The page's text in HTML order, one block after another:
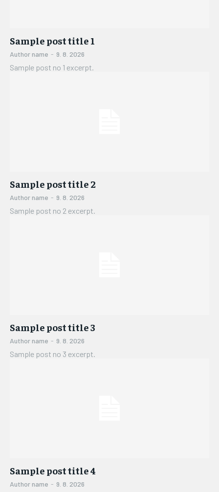
Sample post title 1
Author name - 9. 8. 2026
Sample post no 1 excerpt.
Sample post title 2
Author name - 9. 8. 2026
Sample post no 2 excerpt.
Sample post title 3
Author name - 9. 8. 2026
Sample post no 3 excerpt.
Sample post title 4
Author name - 9. 8. 2026